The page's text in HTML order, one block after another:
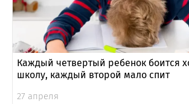
Каждый четвертый ребенок боится
школу, каждый второй мало спит
27 апреля